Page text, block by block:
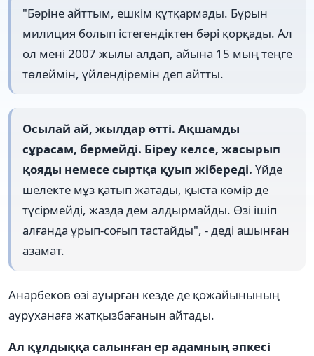
"Бәріне айттым, ешкім құтқармады. Бұрын
милиция болып істегендіктен бәрі қорқады. Ал
ол мені 2007 жылы алдап, айына 15 мың теңге
төлеймін, үйлендіремін деп айтты.
Осылай ай, жылдар өтті. Ақшамды
сұрасам, бермейді. Біреу келсе, жасырып
қояды немесе сыртқа қуып жібереді. Үйде
шелекте мұз қатып жатады, қыста көмір де
түсірмейді, жазда дем алдырмайды. Өзі ішіп
алғанда ұрып-соғып тастайды", - деді ашынған
азамат.
Анарбеков өзі ауырған кезде де қожайынының
ауруханаға жатқызбағанын айтады.
Ал құлдыққа салынған ер адамның әпкесі